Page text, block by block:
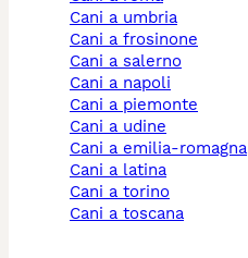
cani a umbria
cani a frosinone
cani a salerno
cani a napoli
cani a piemonte
cani a udine
cani a emilia-romagna
cani a latina
cani a torino
cani a toscana